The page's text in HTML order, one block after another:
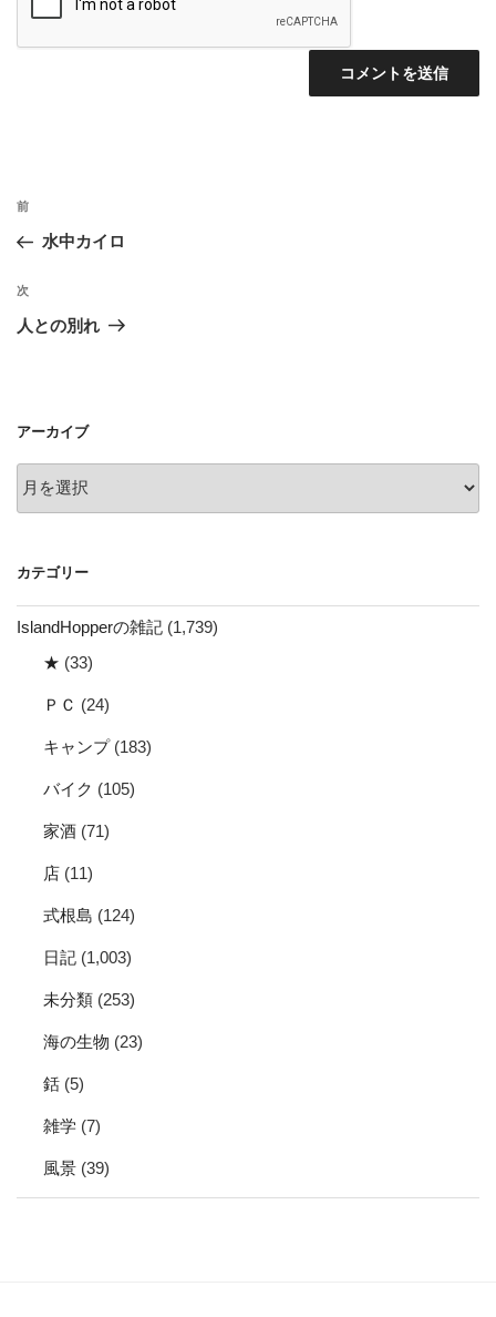
投
ナ
ビ
ゲ
ン
前
の
稿
前
水中カイロ
次
の
次
人との別れ
アーカイブ
ー
ブ
カテゴリー
IslandHopperの雑記 (1,739)
★ (33)
ＰＣ (24)
キャンプ(183)
バイク (105)
家酒 (71)
店 (11)
式根島 (124)
日記 (1,003)
未分類 (253)
海の生物 (23)
銛 (5)
雑学 (7)
風景 (39)